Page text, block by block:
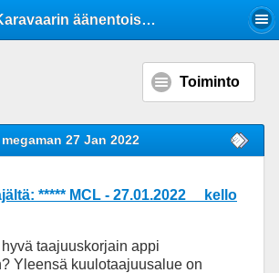
Karavaarin äänentoistolaitteet reissussa
Toiminto
megaman 27 Jan 2022
***** MCL - 27.01.2022 kello
taajuuskorjain appi
Yleensä kuulotaajuusalue on